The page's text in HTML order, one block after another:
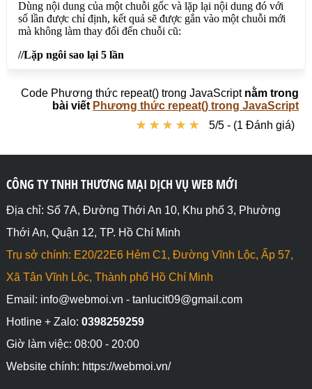
Code Phương thức repeat() trong JavaScript nằm trong
bài viết Phương thức repeat() trong JavaScript
★ ★ ★ ★ ★
★ ★ ★ ★ ★ 5/5 - (1 Đánh giá)
CÔNG TY TNHH THƯƠNG MẠI DỊCH VỤ WEB MỚI
Địa chỉ: Số 7A, Đường Thới An 10, Khu phố 3, Phường
Thới An, Quận 12, TP. Hồ Chí Minh
Trụ sở chính: E20/22E6 Hẻm C1, Đường Vĩnh Lộc, Ấp 57,
Xã Tân Vĩnh Lộc, Thành phố Hồ Chí Minh
Email: info@webmoi.vn - tanlucit09@gmail.com
Hotline + Zalo: 0398259259
Giờ làm việc: 08:00 - 20:00
Website chính: https://webmoi.vn/